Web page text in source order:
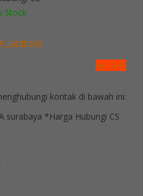
Stock
via SMS
kontak di bawah ini:
*Harga Hubungi CS